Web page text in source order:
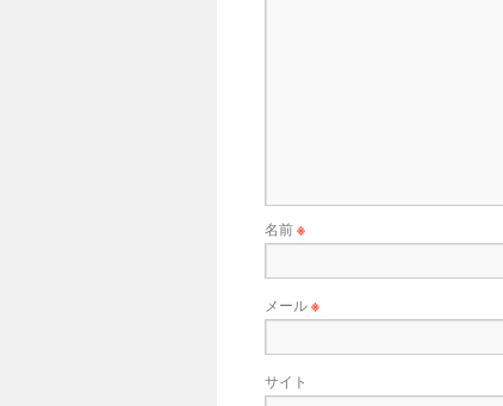
名前※
メール※
サイト